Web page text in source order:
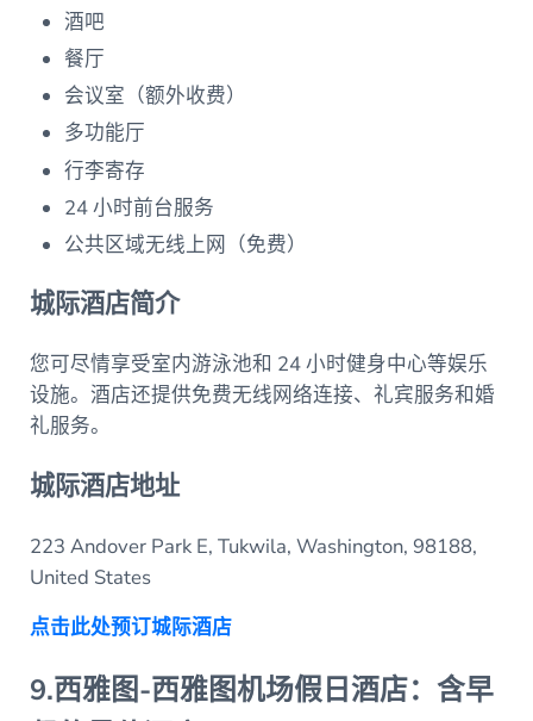
酒吧
餐厅
会议室（额外收费）
多功能厅
行李寄存
24 小时前台服务
公共区域无线上网（免费）
城际酒店简介
您可尽情享受室内游泳池和 24 小时健身中心等娱乐
设施。酒店还提供免费无线网络连接、礼宾服务和婚
礼服务。
城际酒店地址
223 Andover Park E, Tukwila, Washington, 98188,
United States
点击此处预订城际酒店
9.西雅图-西雅图机场假日酒店：含早